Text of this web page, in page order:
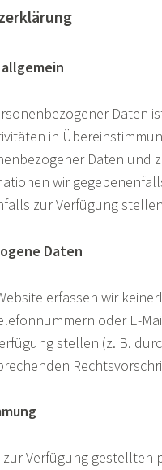
Daten
in
Daten und
wir
zur Verfügung
Daten
erfassen wir
oder E-
stellen (z. B.
zur Verfügung gestellten